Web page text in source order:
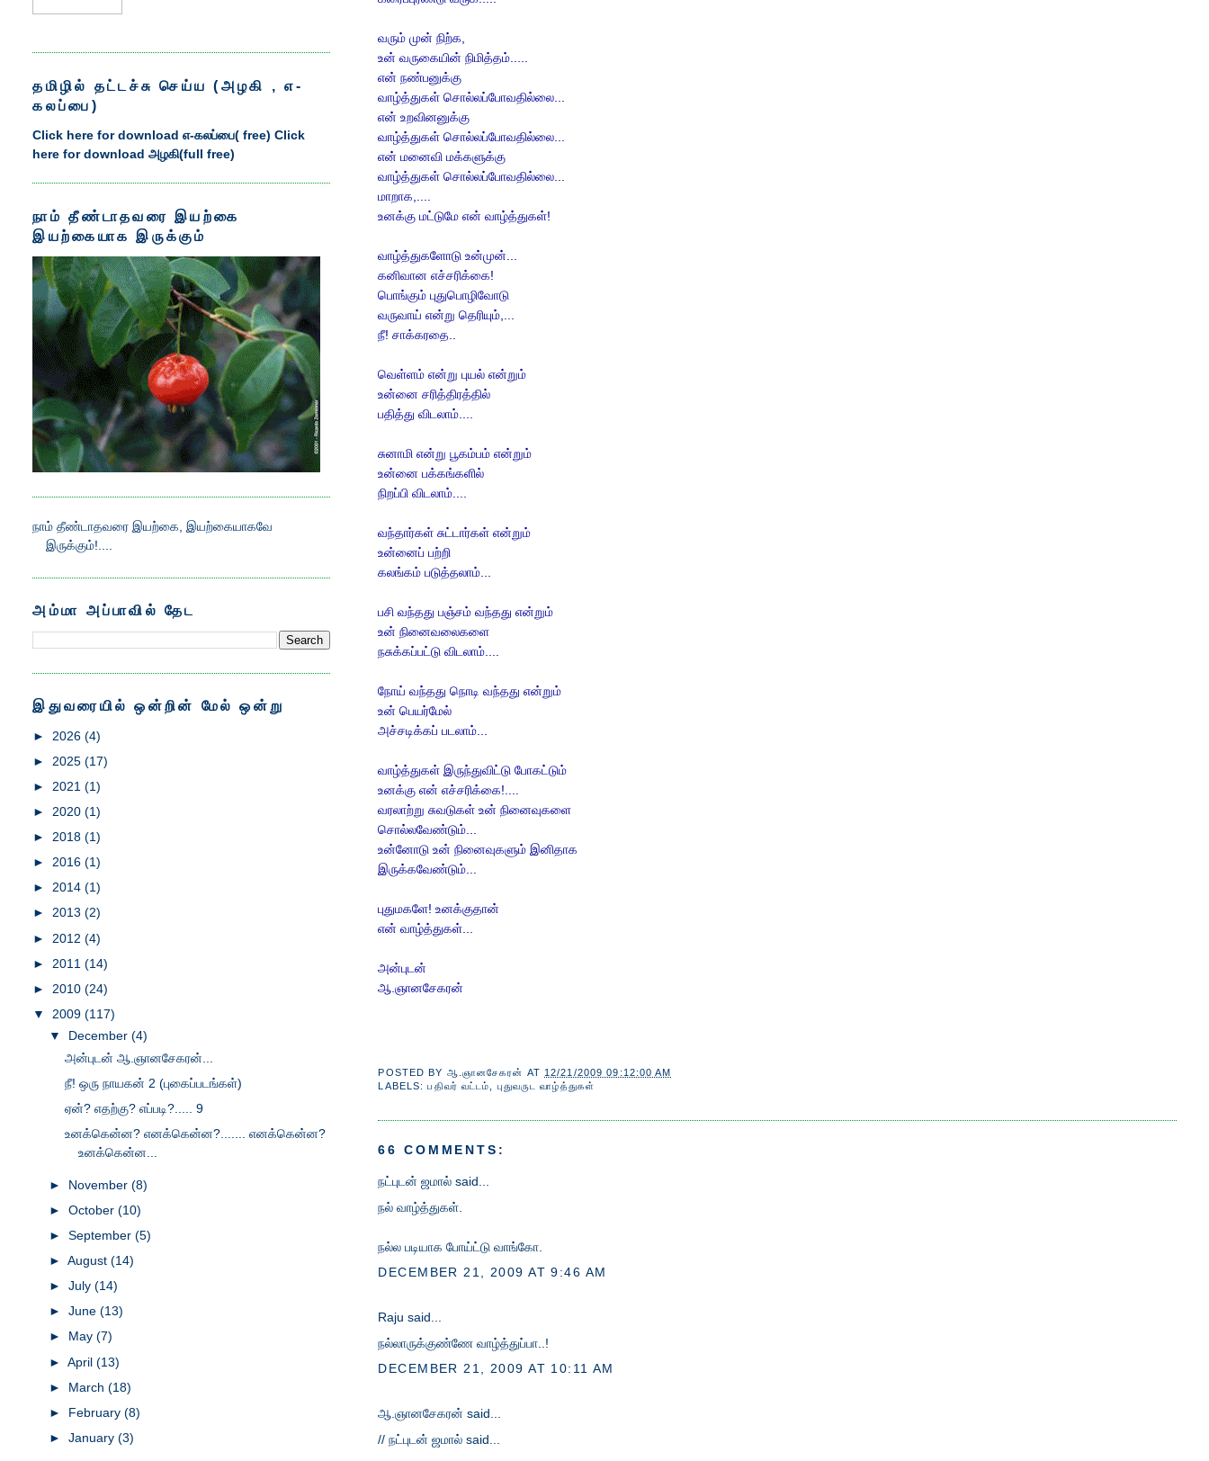
வரும் முன் நிற்க,
உன் வருகையின் நிமித்தம்.....
என் நண்பனுக்கு
வாழ்த்துகள் சொல்லப்போவதில்லை...
என் உறவினனுக்கு
வாழ்த்துகள் சொல்லப்போவதில்லை...
என் மனைவி மக்களுக்கு
வாழ்த்துகள் சொல்லப்போவதில்லை...
மாறாக,....
உனக்கு மட்டுமே என் வாழ்த்துகள்!
வாழ்த்துகளோடு உன்முன்...
கனிவான எச்சரிக்கை!
பொங்கும் புதுபொழிவோடு
வருவாய் என்று தெரியும்,...
நீ! சாக்கரதை..
வெள்ளம் என்று புயல் என்றும்
உன்னை சரித்திரத்தில்
பதித்து விடலாம்....
சுனாமி என்று பூகம்பம் என்றும்
உன்னை பக்கங்களில்
நிறப்பி விடலாம்....
வந்தார்கள் சுட்டார்கள் என்றும்
உன்னைப் பற்றி
கலங்கம் படுத்தலாம்...
பசி வந்தது பஞ்சம் வந்தது என்றும்
உன் நினைவலைகளை
நசுக்கப்பட்டு விடலாம்....
நோய் வந்தது நொடி வந்தது என்றும்
உன் பெயர்மேல்
அச்சடிக்கப் படலாம்...
வாழ்த்துகள் இருந்துவிட்டு போகட்டும்
உனக்கு என் எச்சரிக்கை!....
வரலாற்று சுவடுகள் உன் நினைவுகளை
சொல்லவேண்டும்...
உன்னோடு உன் நினைவுகளும் இனிதாக
இருக்கவேண்டும்...
புதுமகளே! உனக்குதான்
என் வாழ்த்துகள்...
அன்புடன்
ஆ.ஞானசேகரன்
POSTED BY ஆ.ஞானசேகரன் AT 12/21/2009 09:12:00 AM
LABELS:பதிவர் வட்டம் புதுவருட வாழ்த்துகள்
66 COMMENTS:
நட்புடன் ஜமால் said...
நல் வாழ்த்துகள்.
நல்ல படியாக போய்ட்டு வாங்கோ.
DECEMBER 21, 2009 AT 9:46 AM
Raju said...
நல்லாருக்குண்ணே வாழ்த்துப்பா..!
DECEMBER 21, 2009 AT 10:11 AM
ஆ.ஞானசேகரன் said...
// நட்புடன் ஜமால் said...
தமிழில் தட்டச்சு செய்ய‌ (அழகி , எ‍‍-
கலப்பை)
Click here for download எ‍‍-கலப்பை( free)Click
here for download அழகி(full free)
நாம் தீண்டாதவரை இயற்கை
இயற்கையாக இருக்கும்
நாம் தீண்டாதவரை இயற்கை, இயற்கையாகவே
இருக்கும்!....
அம்மா அப்பாவில் தேட
இதுவரையில் ஒன்றின் மேல் ஒன்று
► 2026 (4)
► 2025 (17)
► 2021 (1)
► 2020 (1)
► 2018 (1)
► 2016 (1)
►2014 (1)
►2013 (2)
► 2012 (4)
► 2011 (14)
► 2010 (24)
▼
2009 (117)
▼
December (4)
அன்புடன் ஆ.ஞானசேகரன்...
நீ! ஒரு நாயகன் 2 (புகைப்படங்கள்)
ஏன்? எதற்கு? எப்படி?..... 9
உனக்கென்ன? எனக்கென்ன?....... எனக்கென்ன?
உனக்கென்ன...
► November (8)
► October (10)
► September (5)
► August (14)
► July (14)
► June (13)
► May (7)
► April (13)
► March (18)
► February (8)
► January (3)